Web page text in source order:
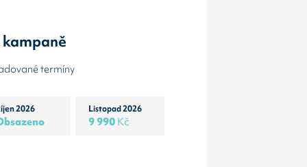
termíny
2026 Listopad 2026
9 990Kč